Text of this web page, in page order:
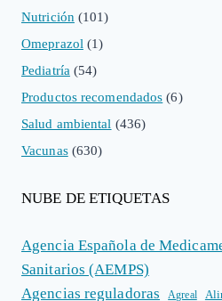
Nutrición (101)
Omeprazol (1)
Pediatría (54)
Productos recomendados (6)
Salud ambiental (436)
Vacunas(630)
NUBE DE ETIQUETAS
Agencia Española de
Sanitarios (AEMPS)
Agencias reguladoras
Agreal